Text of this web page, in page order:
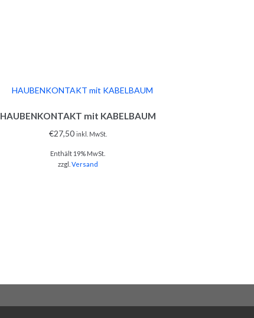
HAUBENKONTAKT mit KABELBAUM
€27,50 inkl. MwSt.
Enthält 19% MwSt.
zzgl. Versand